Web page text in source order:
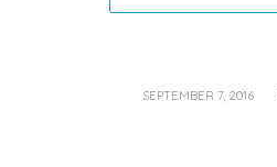
SEPTEMBER 7, 2016
/